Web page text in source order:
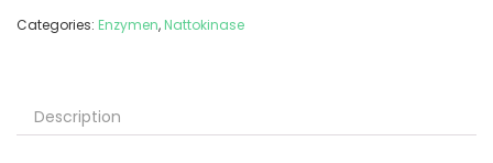
Categories: Enzymen,Nattokinase
Description